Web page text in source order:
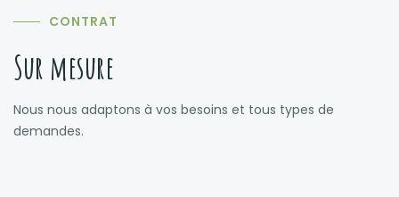
CONTRAT
Sur mesure
Nous nous adaptons à vos besoins et tous types de
demandes.